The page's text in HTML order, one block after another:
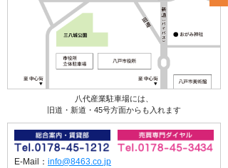
八代産業駐車場には、
旧道・新道・45号方面からも入れます
E-Mail： info@8463.co.jp